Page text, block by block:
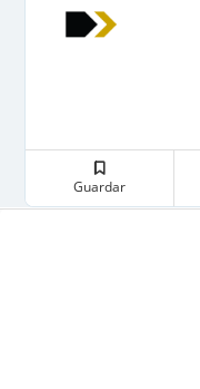
Guardar